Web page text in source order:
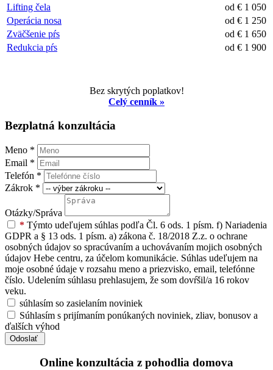
Lifting čela
od € 1 050
Operácia nosa
od € 1 250
Zväčšenie pŕs
od € 1 650
Redukcia pŕs
od € 1 900
Bez skrytých poplatkov!
Celý cenník »
Bezplatná konzultácia
Meno *
Email *
Telefón *
Zákrok *
Otázky/Správa
* Týmto udeľujem súhlas podľa Čl. 6 ods. 1 písm. f) Nariadenia
GDPR a § 13 ods. 1 písm. a) zákona č. 18/2018 Z.z. o ochrane
osobných údajov so spracúvaním a uchovávaním mojich osobných
údajov Hebe centru, za účelom komunikácie. Súhlas udeľujem na
moje osobné údaje v rozsahu meno a priezvisko, email, telefónne
číslo. Udelením súhlasu prehlasujem, že som dovŕšil/a 16 rokov
veku.
súhlasím so zasielaním noviniek
Súhlasím s prijímaním ponúkaných noviniek, zliav, bonusov a
ďalších výhod
Online konzultácia z pohodlia domova